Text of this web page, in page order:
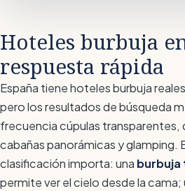
Hoteles burbuja
respuesta rápida
España tiene hoteles burbuja
pero los resultados de búsqueda
frecuencia cúpulas
cabañas panorámicas y glamping.
clasificación importa: una burbuja
permite ver el cielo desde la cama;